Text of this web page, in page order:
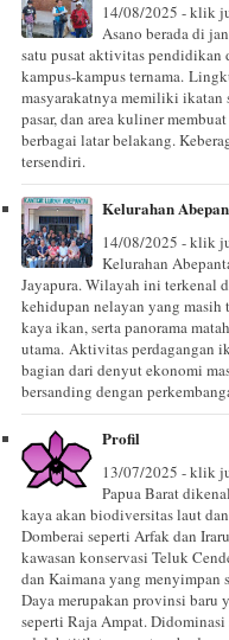
14/08/2025 - klik
Asano berada di
satu pusat aktivitas pendidikan
kampus-kampus ternama.
masyarakatnya memiliki ikatan
pasar, dan area kuliner
berbagai latar belakang.
tersendiri.
Kelurahan
14/08/2025 - klik
Kelurahan
Jayapura. Wilayah ini terkenal
kehidupan nelayan yang masih
kaya ikan, serta panorama
utama. Aktivitas perdagangan
bagian dari denyut ekonomi
bersanding dengan
Profil
13/07/2025 - klik
Papua Barat
kaya akan biodiversitas laut
Domberai seperti Arfak dan
kawasan konservasi Teluk
dan Kaimana yang menyimpan
Daya merupakan provinsi baru
seperti Raja Ampat.